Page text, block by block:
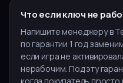
Что если ключ не
Напишите менеджеру в
по гарантии 1 год
если игра не
нерабочим. Под эту